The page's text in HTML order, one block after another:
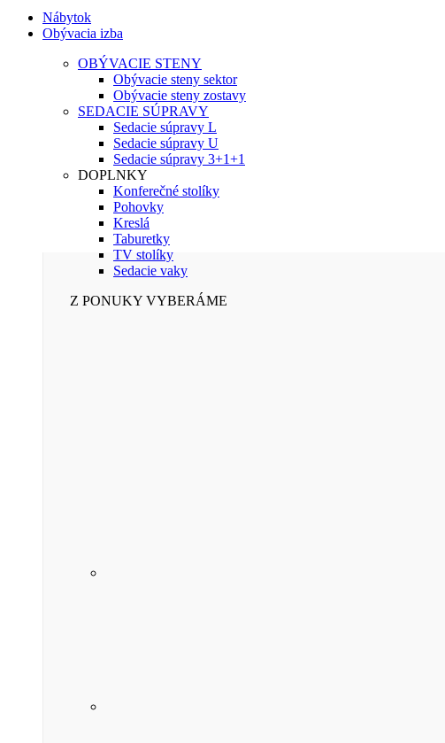
Nábytok
Obývacia izba
OBÝVACIE STENY
Obývacie steny sektor
Obývacie steny zostavy
SEDACIE SÚPRAVY
Sedacie súpravy L
Sedacie súpravy U
Sedacie súpravy 3+1+1
DOPLNKY
Konferečné stolíky
Pohovky
Kreslá
Taburetky
TV stolíky
Sedacie vaky
Z PONUKY VYBERÁME